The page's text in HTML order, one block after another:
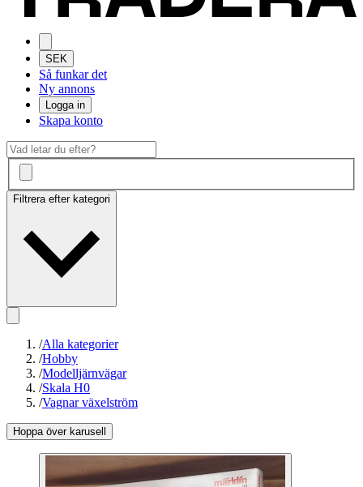
SEK
Så funkar det
Ny annons
Logga in
Skapa konto
Filtrera efter kategori
/Alla kategorier
/Hobby
/Modelljärnvägar
/Skala H0
/Vagnar växelström
Hoppa över karusell